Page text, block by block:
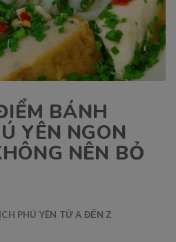
BÁNH
YÊN NGON
NÊN BỎ
PHÚ YÊN TỪ A ĐẾN Z